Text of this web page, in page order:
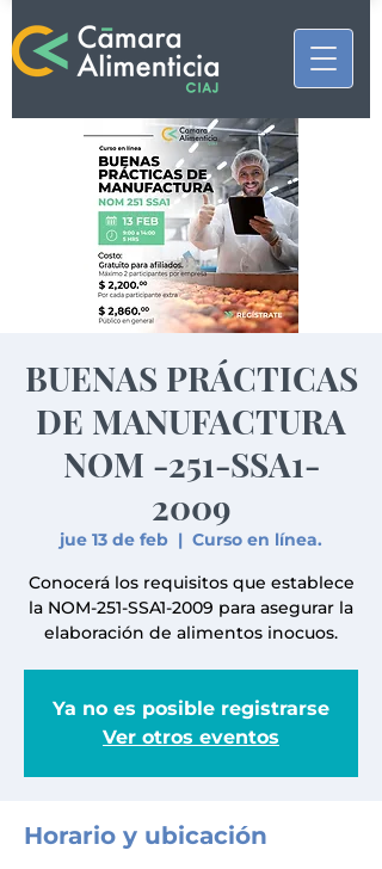
BUENAS PRÁCTICAS
DE MANUFACTURA
NOM -251-SSA1-
2009
jue 13 de feb
  |
Curso en línea.
Conocerá los requisitos que establece
la NOM-251-SSA1-2009 para asegurar la
elaboración de alimentos inocuos.
Ya no es posible registrarse
Ver otros eventos
Horario y ubicación